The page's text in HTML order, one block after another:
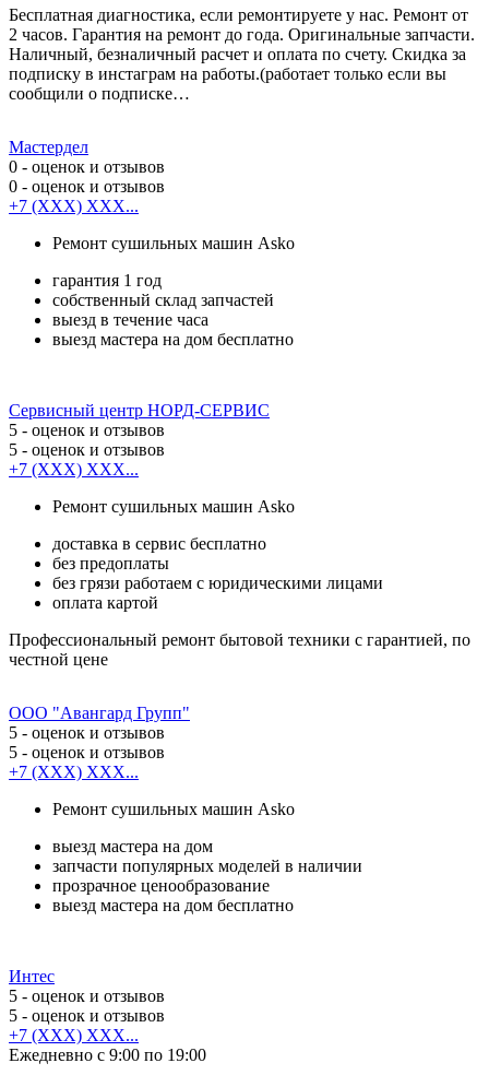
Бесплатная диагностика, если ремонтируете у нас. Ремонт от
2 часов. Гарантия на ремонт до года. Оригинальные запчасти.
Наличный, безналичный расчет и оплата по счету. Скидка за
подписку в инстаграм на работы.(работает только если вы
сообщили о подписке…
Мастердел
0 - оценок и отзывов
0 - оценок и отзывов
+7 (XXX) XXX...
Ремонт сушильных машин Asko
гарантия 1 год
собственный склад запчастей
выезд в течение часа
выезд мастера на дом бесплатно
Сервисный центр НОРД-СЕРВИС
5 - оценок и отзывов
5 - оценок и отзывов
+7 (XXX) XXX...
Ремонт сушильных машин Asko
доставка в сервис бесплатно
без предоплаты
без грязи работаем с юридическими лицами
оплата картой
Профессиональный ремонт бытовой техники с гарантией, по
честной цене
ООО "Авангард Групп"
5 - оценок и отзывов
5 - оценок и отзывов
+7 (XXX) XXX...
Ремонт сушильных машин Asko
выезд мастера на дом
запчасти популярных моделей в наличии
прозрачное ценообразование
выезд мастера на дом бесплатно
Интес
5 - оценок и отзывов
5 - оценок и отзывов
+7 (XXX) XXX...
Ежедневно с 9:00 по 19:00